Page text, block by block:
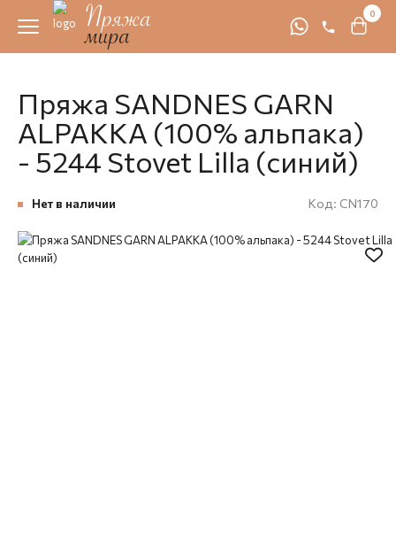
0
Пряжа SANDNES GARN
ALPAKKA (100% альпака)
- 5244 Stovet Lilla (синий)
Нет в наличии Код: CN170